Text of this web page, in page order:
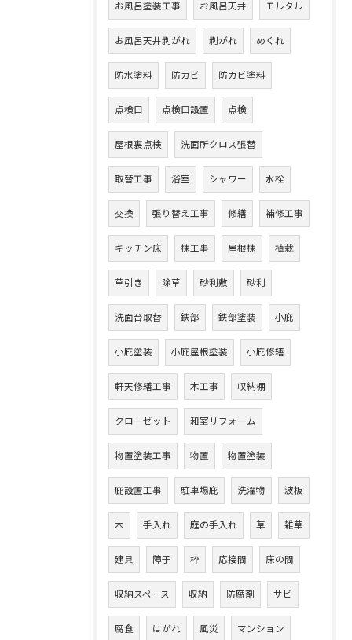
お風呂塗装工事 お風呂天井 モルタル
お風呂天井剥がれ 剥がれ めくれ
防水塗料 防カビ 防カビ塗料
点検口 点検口設置 点検
屋根裏点検 洗面所クロス張替
取替工事 浴室 シャワー 水栓
交換 張り替え工事 修繕 補修工事
キッチン床 棟工事 屋根棟 植栽
草引き 除草 砂利敷 砂利
洗面台取替 鉄部 鉄部塗装 小庇
小庇塗装 小庇屋根塗装 小庇修繕
軒天修繕工事 木工事 収納棚
クローゼット 和室リフォーム
物置塗装工事 物置 物置塗装
庇設置工事 駐車場庇 洗濯物 波板
木 手入れ 庭の手入れ 草 雑草
建具 障子 枠 応接間 床の間
収納スペース 収納 防腐剤 サビ
腐食 はがれ 風災 マンション